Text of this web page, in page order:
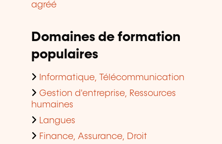
agréé
Domaines de formation
populaires
Informatique, Télécommunication
Gestion d'entreprise, Ressources
humaines
Langues
Finance, Assurance, Droit